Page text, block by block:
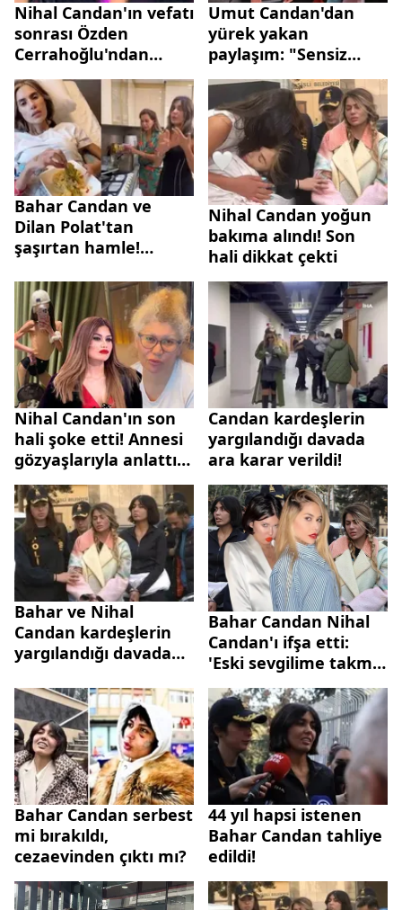
Nihal Candan'ın vefatı
sonrası Özden
Cerrahoğlu'ndan
duygusal paylaşım!
Umut Candan'dan
yürek yakan
paylaşım: "Sensiz
nasıl yaşayacağız"
Bahar Candan ve
Dilan Polat'tan
şaşırtan hamle!
kavurmuşlardı
Nihal Candan yoğun
bakıma alındı! Son
hali dikkat çekti
Nihal Candan'ın son
hali şoke etti! Annesi
gözyaşlarıyla anlattı!
"Sadece iki şey
tüketiyor"
Candan kardeşlerin
yargılandığı davada
ara karar verildi!
Bahar ve Nihal
Candan kardeşlerin
yargılandığı davada
Bahar Candan Nihal
Candan'ı ifşa etti:
'Eski sevgilime takmış
durumda'
Bahar Candan serbest
mi bırakıldı,
cezaevinden çıktı mı?
44 yıl hapsi istenen
Bahar Candan tahliye
edildi!